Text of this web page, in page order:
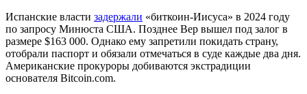
Испанские власти задержали «биткоин-Иисуса» в 2024 году
по запросу Минюста США. Позднее Вер вышел под залог в
размере $163 000. Однако ему запретили покидать страну,
отобрали паспорт и обязали отмечаться в суде каждые два дня.
Американские прокуроры добиваются экстрадиции
основателя Bitcoin.com.